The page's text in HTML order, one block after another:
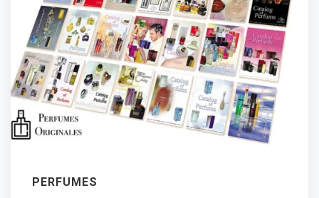
PERFUMES